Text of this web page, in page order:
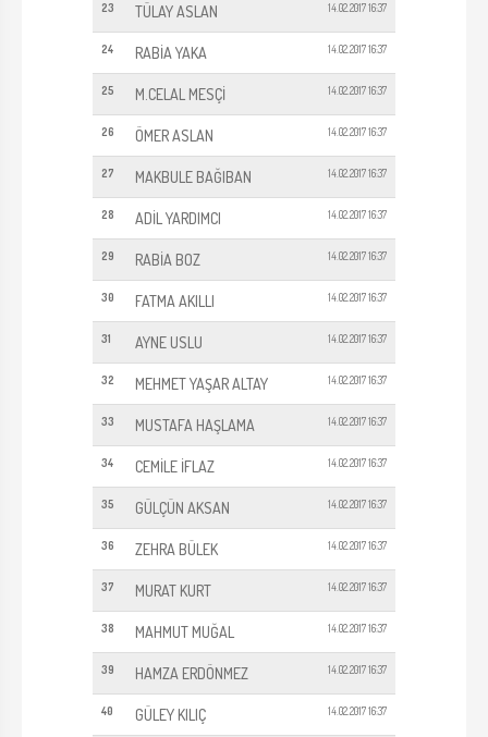
23 TÜLAY ASLAN 14.02.2017 16:37
24 RABİA YAKA 14.02.2017 16:37
25 M.CELAL MESÇİ 14.02.2017 16:37
26 ÖMER ASLAN 14.02.2017 16:37
27 MAKBULE BAĞIBAN 14.02.2017 16:37
28 ADİL YARDIMCI 14.02.2017 16:37
29 RABİA BOZ 14.02.2017 16:37
30 FATMA AKILLI 14.02.2017 16:37
31 AYNE USLU 14.02.2017 16:37
32 MEHMET YAŞAR ALTAY 14.02.2017 16:37
33 MUSTAFA HAŞLAMA 14.02.2017 16:37
34 CEMİLE İFLAZ 14.02.2017 16:37
35 GÜLÇÜN AKSAN 14.02.2017 16:37
36 ZEHRA BÜLEK 14.02.2017 16:37
37 MURAT KURT 14.02.2017 16:37
38 MAHMUT MUĞAL 14.02.2017 16:37
39 HAMZA ERDÖNMEZ 14.02.2017 16:37
40 GÜLEY KILIÇ 14.02.2017 16:37